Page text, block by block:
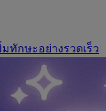
ทักษะอย่างรวดเร็ว